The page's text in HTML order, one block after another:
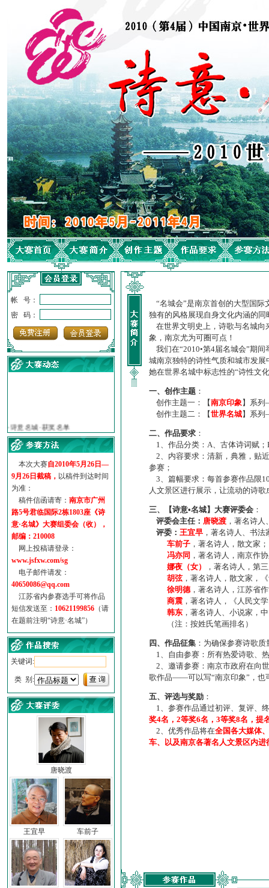
帐 号：
密 码：
·【诗意·名城】地铁展示作...
·诗意名城·地铁时间
地铁完美呈现【诗意·名城...
参赛作品多达5000多首
“诗意·名城”晒诗会
特别通知--致广大诗词爱好...
本次大赛自2010年5月26日—
9月26日截稿， 以稿件到达时间
为准：
稿件信函请寄： 南京市广州
路5号君临国际2栋1803座《诗
意·名城》大赛组委会（收），
邮编：210008
网上投稿请登录：
www.jsfxw.com/sg
电子邮件请发：
40650086@qq.com
江苏省内参赛选手可将作品
短信发送至： 10621199856 （请
在题前注明“诗意·名城”）
关键词:
类 别:
唐晓渡
王宜早 车前子
“名城会”是南京首创的大型国际
独有的风格展现自身文化内涵的
在世界文明史上，诗歌与名城向
象，南京尤为可圈可点！
我们在“2010•第4届名城会”期
城南京独特的诗性气质和城市发
她在世界名城中标志性的“诗性文
一、创作主题 ：
创作主题一：【南京印象】系
创作主题二：【世界名城】系
二、作品要求 ：
1、作品分类：A、古体诗词赋；
2、内容要求：清新，典雅，贴
参赛；
3、篇幅要求：每首参赛作品限
人文景区进行展示，让流动的诗
三、【诗意•名城】大赛评委会 ：
评委会主任： 唐晓渡 ，著名诗
评委： 王宜早 ，著名诗人、书
车前子 ，著名诗人，散文家；
冯亦同 ，著名诗人，南京作
娜夜（女）
，著名诗人，第
胡弦，著名诗人，散文家，
徐明德，著名诗人，江苏省
商震 ，著名诗人，《人民文
韩东 ，著名诗人、小说家，
（注：按姓氏笔画排名）
四、作品征集 ：为确保参赛诗歌
1、自由参赛：所有热爱诗歌、
2、邀请参赛：南京市政府在向
歌作品——可以写“南京印象”，也
五、评选与奖励 ：
1、参赛作品通过初评、复评、
奖4名，2等奖6名，3等奖8名，提
2、优秀作品将在全国各大媒体
车、以及南京各著名人文景区内进